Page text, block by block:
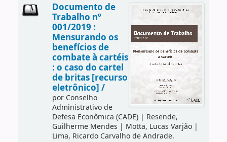
Documento de
Trabalho nº
001/2019 :
Mensurando os
benefícios de
combate à cartéis
: o caso do cartel
de britas [recurso
eletrônico] /
por Conselho
Administrativo de
Defesa Econômica (CADE)| Resende,
Guilherme Mendes | Motta, Lucas Varjão|
Lima, Ricardo Carvalho de Andrade.